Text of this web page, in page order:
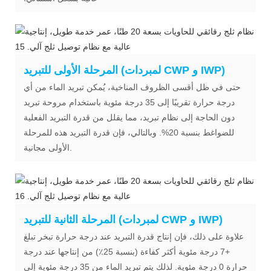
المرحلة الأولى للتبريد (لمبردات CWP و IWP)
حتى في ظل أقسى الظروف المناخية، يُمكن تبريد الماء من أي
درجة حرارة تقريبًا إلى 35 درجة مئوية باستخدام مروحة تبريد
دون الحاجة إلى نظام تبريد، مما يقلل من قدرة التبريد الفعلية
للضواغط بنسبة 20%. وبالتالي، فإن قدرة التبريد هذه للمرحلة
المرحلة الثانية للتبريد (لمبردات CWP و IWP)
علاوة على ذلك، فإن إنتاج قدرة التبريد عند درجة حرارة تبخر تبلغ
+7 درجة مئوية أكثر كفاءة (بنسبة 25٪) من إنتاجها عند درجة
حرارة 0 درجة مئوية. لذلك يتم تبريد الماء من 35 درجة مئوية إلى